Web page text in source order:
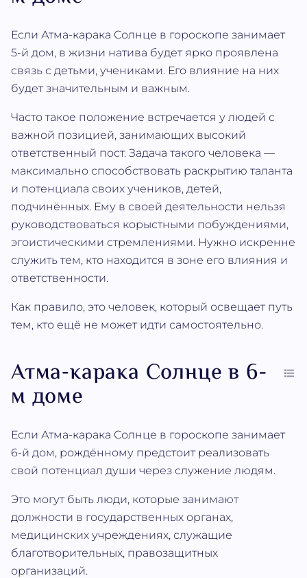
Если Атма‐карака Солнце в гороскопе занимает
5-й дом, в жизни натива будет ярко проявлена
связь с детьми, учениками. Его влияние на них
будет значительным и важным.
Часто такое положение встречается у людей с
важной позицией, занимающих высокий
ответственный пост. Задача такого человека —
максимально способствовать раскрытию таланта
и потенциала своих учеников, детей,
подчинённых. Ему в своей деятельности нельзя
руководствоваться корыстными побуждениями,
эгоистическими стремлениями. Нужно искренне
служить тем, кто находится в зоне его влияния и
ответственности.
Как правило, это человек, который освещает путь
тем, кто ещё не может идти самостоятельно.
Атма‐карака Солнце в 6-
м доме
Если Атма‐карака Солнце в гороскопе занимает
6-й дом, рождённому предстоит реализовать
свой потенциал души через служение людям.
Это могут быть люди, которые занимают
должности в государственных органах,
медицинских учреждениях, служащие
благотворительных, правозащитных
организаций.